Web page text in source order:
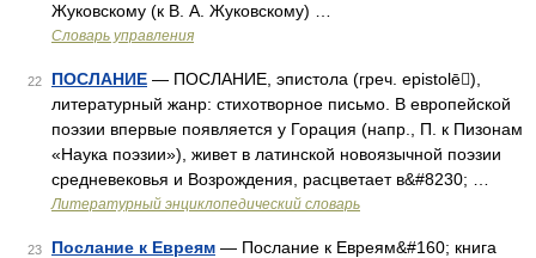
Жуковскому (к В. А. Жуковскому) …
Словарь управления
22 ПОСЛАНИЕ — ПОСЛАНИЕ, эпистола (греч. epistolē),
литературный жанр: стихотворное письмо. В европейской
поэзии впервые появляется у Горация (напр., П. к Пизонам
«Наука поэзии»), живет в латинской новоязычной поэзии
средневековья и Возрождения, расцветает в&#8230; …
Литературный энциклопедический словарь
23 Послание к Евреям — Послание к Евреям&#160; книга